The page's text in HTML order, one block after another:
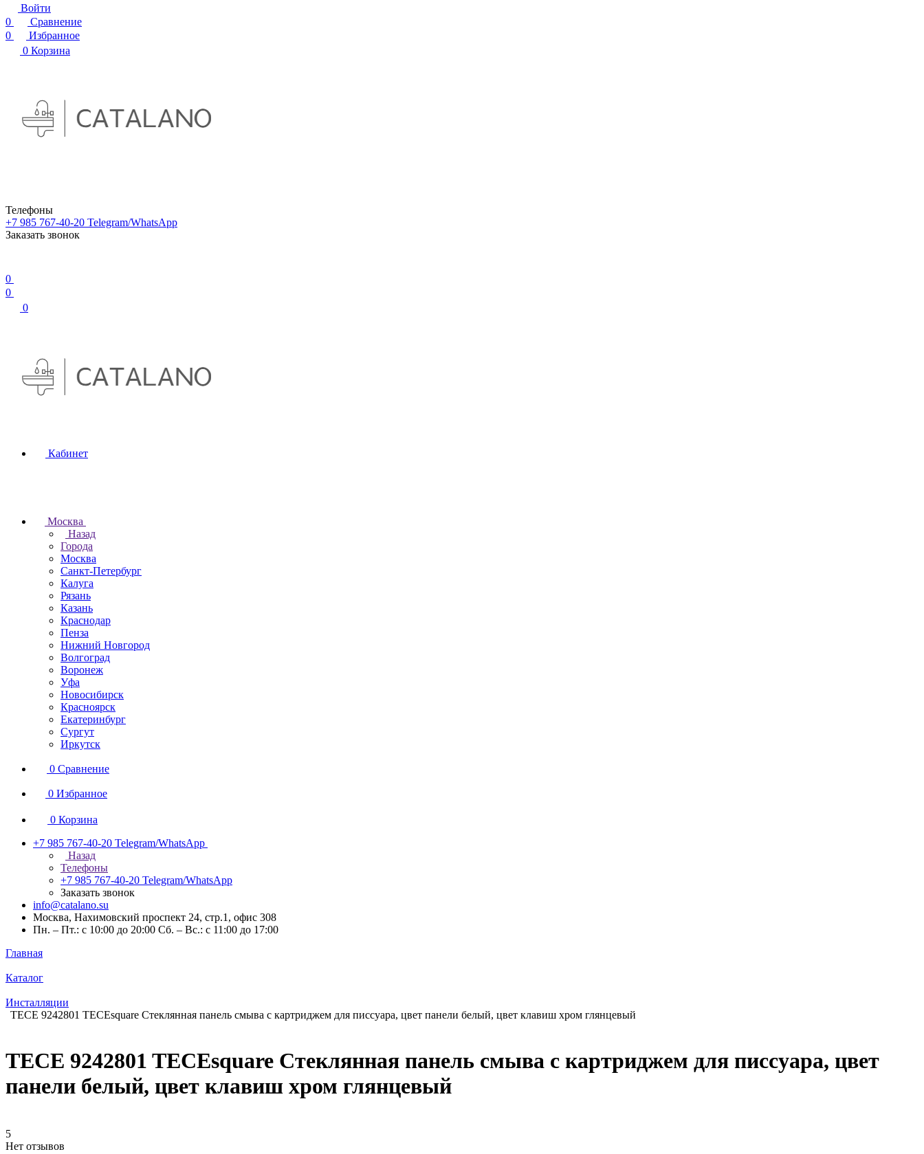
Войти
0
Сравнение
0
Избранное
0 Корзина
Телефоны
+7 985 767-40-20 Telegram/WhatsApp
Заказать звонок
0
0
0
Кабинет
Москва
Назад
Города
Москва
Санкт-Петербург
Калуга
Рязань
Казань
Краснодар
Пенза
Нижний Новгород
Волгоград
Воронеж
Уфа
Новосибирск
Красноярск
Екатеринбург
Сургут
Иркутск
0 Сравнение
0 Избранное
0 Корзина
+7 985 767-40-20 Telegram/WhatsApp
Назад
Телефоны
+7 985 767-40-20 Telegram/WhatsApp
Заказать звонок
info@catalano.su
Москва, Нахимовский проспект 24, стр.1, офис 308
Пн. – Пт.: с 10:00 до 20:00 Сб. – Вс.: с 11:00 до 17:00
Главная
Каталог
Инсталляции
TECE 9242801 TECEsquare Стеклянная панель смыва с картриджем для писсуара, цвет панели белый, цвет клавиш хром глянцевый
TECE 9242801 TECEsquare Стеклянная панель смыва с картриджем для писсуара, цвет
панели белый, цвет клавиш хром глянцевый
5
Нет отзывов